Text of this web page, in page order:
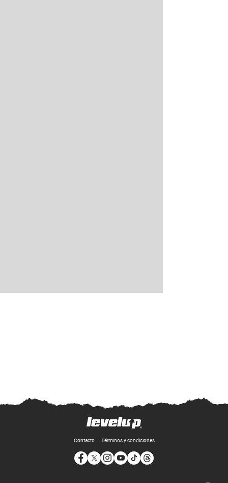
Contacto Términos y condiciones
Opens in new window
Opens in new window
Opens in new window
Opens in new window
Opens in new window
Opens in new window